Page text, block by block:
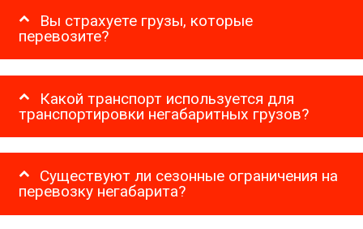
Вы страхуете грузы, которые
перевозите?
Какой транспорт используется для
транспортировки негабаритных грузов?
Существуют ли сезонные ограничения на
перевозку негабарита?